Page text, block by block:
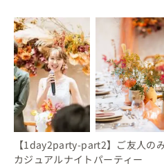
【1day2party-part2】ご友人の
カジュアルナイトパーティー